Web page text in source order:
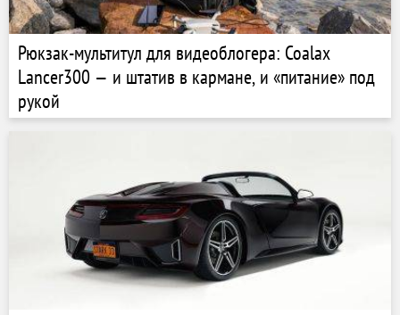
Рюкзак-мультитул для видеоблогера: Coalax
Lancer300 — и штатив в кармане, и «питание» под
рукой